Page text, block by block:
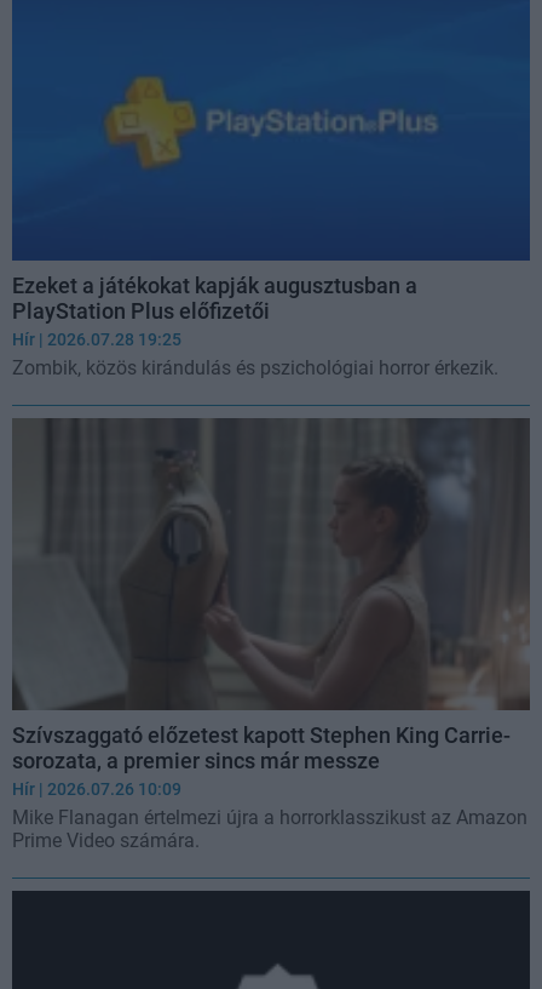
Ezeket a játékokat kapják augusztusban a
PlayStation Plus előfizetői
Hír | 2026.07.28 19:25
Zombik, közös kirándulás és pszichológiai horror érkezik.
Szívszaggató előzetest kapott Stephen King Carrie-
sorozata, a premier sincs már messze
Hír | 2026.07.26 10:09
Mike Flanagan értelmezi újra a horrorklasszikust az Amazon
Prime Video számára.